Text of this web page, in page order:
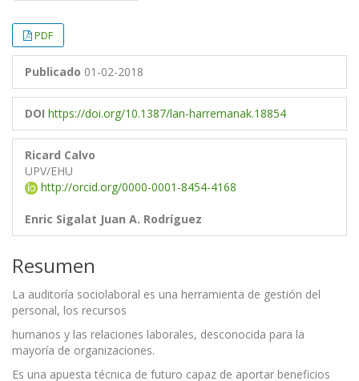
PDF
Publicado 01-02-2018
DOI https://doi.org/10.1387/lan-harremanak.18854
Ricard Calvo
UPV/EHU
http://orcid.org/0000-0001-8454-4168
Enric Sigalat Juan A. Rodríguez
Resumen
La auditoría sociolaboral es una herramienta de gestión del
personal, los recursos
humanos y las relaciones laborales, desconocida para la
mayoría de organizaciones.
Es una apuesta técnica de futuro capaz de aportar beneficios